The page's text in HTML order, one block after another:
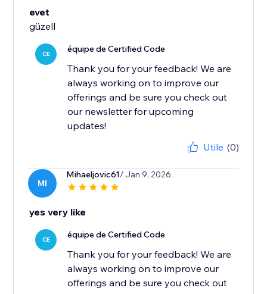
evet
güzell
CE équipe de Certified Code
Thank you for your feedback! We are
always working on to improve our
offerings and be sure you check out
our newsletter for upcoming
updates!
Utile (0)
MI
Mihaeljovic61/ Jan 9, 2026
yes very like
CE équipe de Certified Code
Thank you for your feedback! We are
always working on to improve our
offerings and be sure you check out